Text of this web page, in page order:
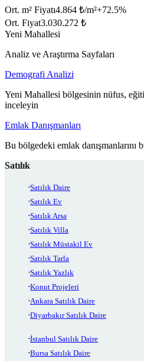
Ort. m² Fiyatı4.864 ₺/m²+72.5%
Ort. Fiyat3.030.272 ₺
Yeni Mahallesi
Analiz ve Araştırma Sayfaları
Demografi Analizi
Yeni Mahallesi bölgesinin nüfus,
inceleyin
Emlak Danışmanları
Bu bölgedeki emlak danışmanlarını
Satılık
Satılık Daire
Satılık Ev
Satılık Arsa
Satılık Villa
Satılık Müstakil Ev
Satılık Tarla
Satılık Yazlık
Konut Projeleri
Ankara Satılık Daire
Diyarbakır Satılık Daire
İstanbul Satılık Daire
Bursa Satılık Daire